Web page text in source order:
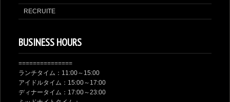
RECRUITE
BUSINESS HOURS
===============
ランチタイム：11:00～15:00
アイドルタイム：15:00～17:00
ディナータイム：17:00～23:00